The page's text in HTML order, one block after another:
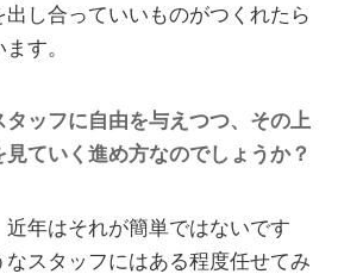
し合っていいものがつくれたら
す。
ッフに自由を与えつつ、その上
ていく進め方なのでしょうか？
年はそれが簡単ではないです
スタッフにはある程度任せてみ